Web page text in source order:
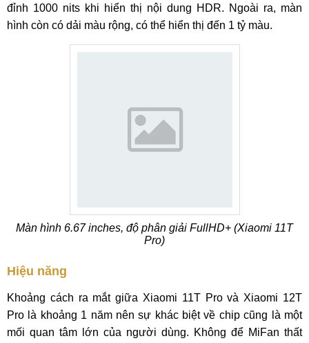
đỉnh 1000 nits khi hiển thị nội dung HDR. Ngoài ra, màn
hình còn có dải màu rộng, có thể hiển thị đến 1 tỷ màu.
Màn hình 6.67 inches, độ phân giải FullHD+ (Xiaomi 11T
Pro)
Hiệu năng
Khoảng cách ra mắt giữa Xiaomi 11T Pro và Xiaomi 12T
Pro là khoảng 1 năm nên sự khác biệt về chip cũng là một
mối quan tâm lớn của người dùng. Không để MiFan thất